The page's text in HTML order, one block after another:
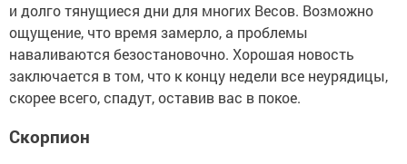
и долго тянущиеся дни для многих Весов. Возможно
ощущение, что время замерло, а проблемы
наваливаются безостановочно. Хорошая новость
заключается в том, что к концу недели все неурядицы,
скорее всего, спадут, оставив вас в покое.
Скорпион